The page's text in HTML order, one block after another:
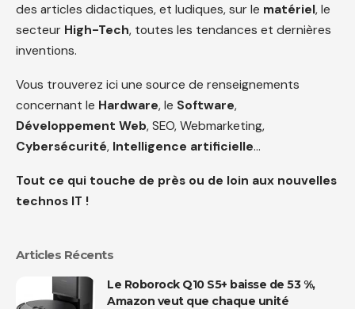
des articles didactiques, et ludiques, sur le matériel, le
secteur High-Tech, toutes les tendances et dernières
inventions.
Vous trouverez ici une source de renseignements
concernant le Hardware, le Software,
Développement Web, SEO, Webmarketing,
Cybersécurité, Intelligence artificielle…
Tout ce qui touche de près ou de loin aux nouvelles
technos IT !
Articles Récents
Le Roborock Q10 S5+ baisse de 53 %,
Amazon veut que chaque unité